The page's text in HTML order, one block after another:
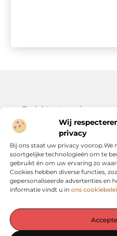
Wij
privacy
Bij ons staat uw privacy voorop.We
soortgelijke technologieën om te
gebruikt én om uw ervaring zo
Cookies hebben diverse functies,
gepersonaliseerde advertenties en
informatie vindt u in ons
Onze informatie
Bericht categorie